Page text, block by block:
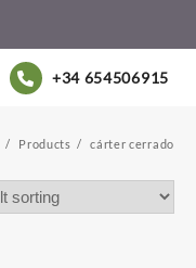
+34 654506915
Products cárter cerrado